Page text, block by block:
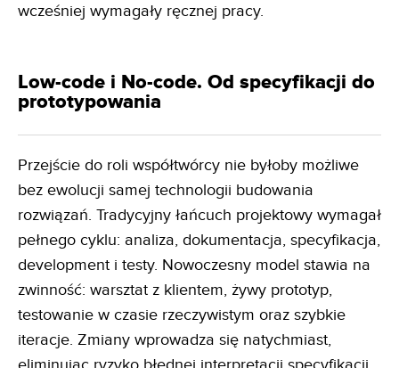
wcześniej wymagały ręcznej pracy.
Low-code i No-code. Od specyfikacji do
prototypowania
Przejście do roli współtwórcy nie byłoby możliwe
bez ewolucji samej technologii budowania
rozwiązań. Tradycyjny łańcuch projektowy wymagał
pełnego cyklu: analiza, dokumentacja, specyfikacja,
development i testy. Nowoczesny model stawia na
zwinność: warsztat z klientem, żywy prototyp,
testowanie w czasie rzeczywistym oraz szybkie
iteracje. Zmiany wprowadza się natychmiast,